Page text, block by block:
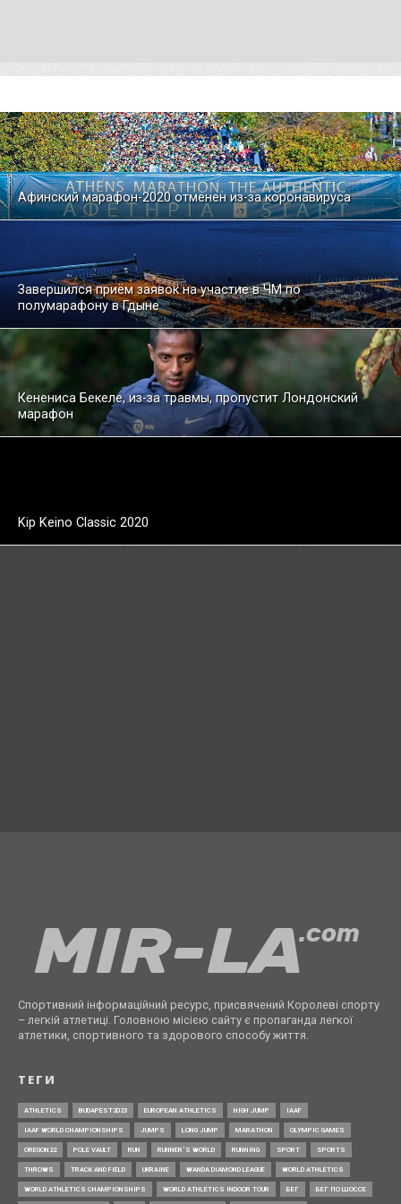
Афинский марафон-2020 отменен из-за коронавируса
Завершился приём заявок на участие в ЧМ по
полумарафону в Гдыне
Кенениса Бекеле, из-за травмы, пропустит Лондонский
марафон
Kip Keino Classic 2020
Спортивний інформаційний ресурс, присвячений Королеві спорту
– легкій атлетиці. Головною місією сайту є пропаганда легкої
атлетики, спортивного та здорового способу життя.
ТЕГИ
ATHLETICS BUDAPEST2023 EUROPEAN ATHLETICS HIGH JUMP IAAF
IAAF WORLD CHAMPIONSHIPS JUMPS LONG JUMP MARATHON OLYMPIC GAMES
OREGON22 POLE VAULT RUN RUNNER’S WORLD RUNNING SPORT SPORTS
THROWS TRACK AND FIELD UKRAINE WANDA DIAMOND LEAGUE WORLD ATHLETICS
WORLD ATHLETICS CHAMPIONSHIPS WORLD ATHLETICS INDOOR TOUR БЕГ БЕГ ПО ШОССЕ